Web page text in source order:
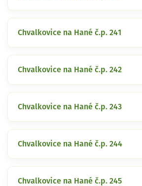
Chvalkovice na Hané č.p. 241
Chvalkovice na Hané č.p. 242
Chvalkovice na Hané č.p. 243
Chvalkovice na Hané č.p. 244
Chvalkovice na Hané č.p. 245